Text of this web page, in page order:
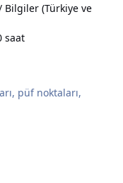
Bilgiler (Türkiye ve
saat
püf noktaları,